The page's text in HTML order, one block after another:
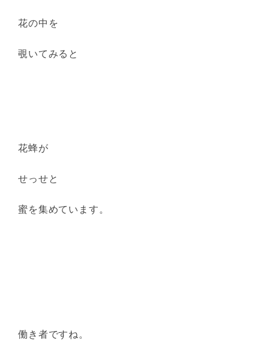
花の中を
覗いてみると
花蜂が
せっせと
蜜を集めています。
働き者ですね。